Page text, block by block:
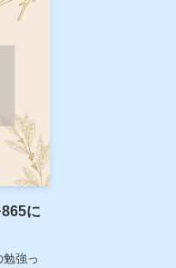
に
強っ